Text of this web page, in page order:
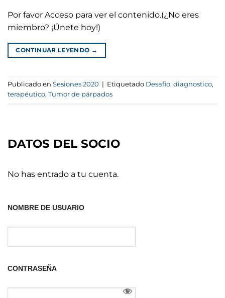
Por favor Acceso para ver el contenido.(¿No eres
miembro? ¡Únete hoy!)
CONTINUAR LEYENDO →
Publicado en Sesiones 2020 | Etiquetado Desafio, diagnostico,
terapéutico, Tumor de párpados
DATOS DEL SOCIO
No has entrado a tu cuenta.
NOMBRE DE USUARIO
CONTRASEÑA